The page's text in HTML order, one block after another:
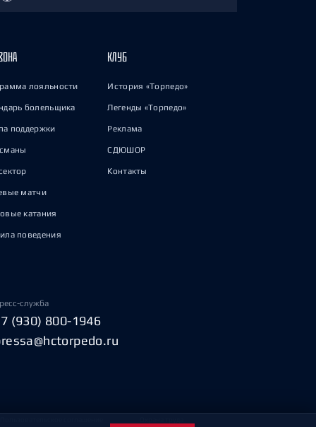
лояльности
болельщика
поддержки
матчи
катания
поведения
КЛУБ
История «Торпедо»
Легенды «Торпедо»
Реклама
СДЮШОР
Контакты
служба
(930) 800-1946